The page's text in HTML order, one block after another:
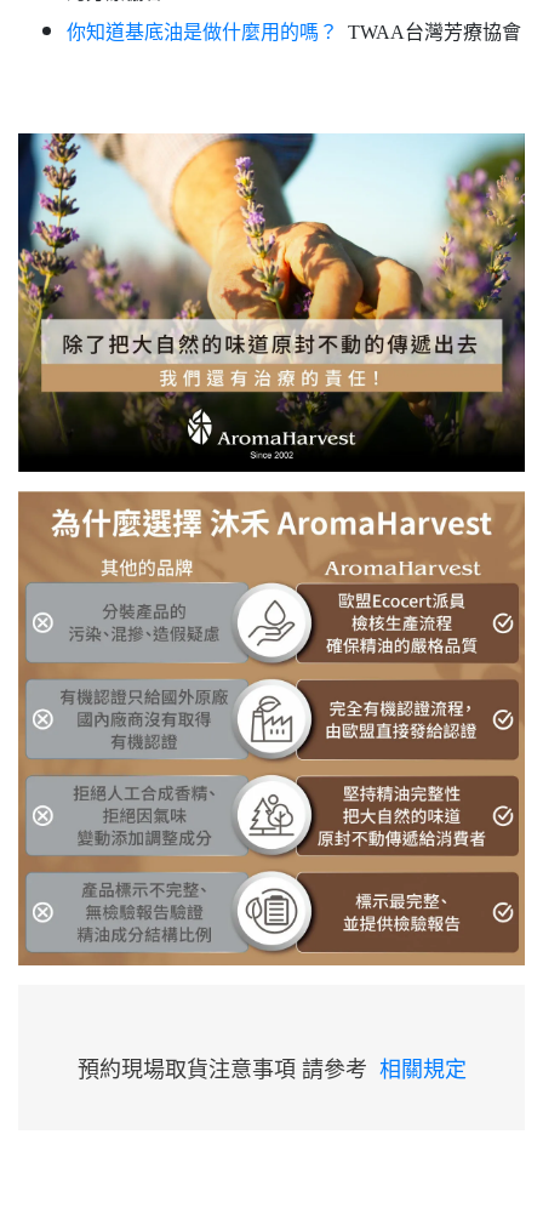
你知道基底油是做什麼用的嗎？
TWAA台灣芳療協會
預約現場取貨注意事項 請參考 相關規定